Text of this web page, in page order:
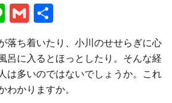
Li
n
e
G
m
ai
l
有
落ち着いたり、小川のせせらぎに心
呂に入るとほっとしたり。そんな経
は多いのではないでしょうか。これ
わかりますか。